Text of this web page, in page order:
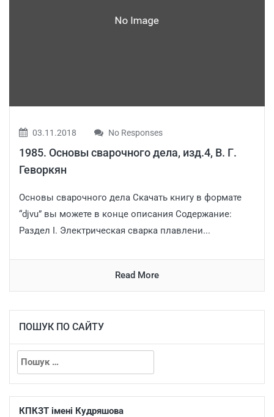
03.11.2018 No Responses
1985. Основы сварочного дела, изд.4, В. Г.
Геворкян
Основы сварочного дела Скачать книгу в формате
“djvu” вы можете в конце описания Содержание:
Раздел I. Электрическая сварка плавле­ни...
Read More
ПОШУК ПО САЙТУ
КПКЗТ імені Кудряшова